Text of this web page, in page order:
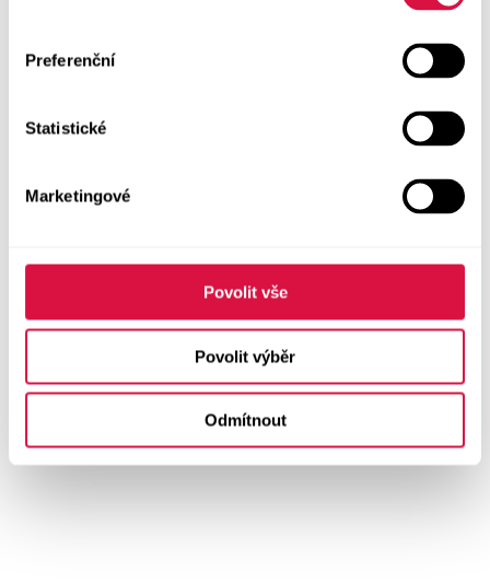
Preferenční
Statistické
Marketingové
Povolit vše
Povolit výběr
Odmítnout